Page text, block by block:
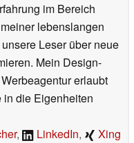
im Bereich
lebenslangen
Leser über neue
Mein Design-
erlaubt
in die Eigenheiten
, LinkedIn, Xing